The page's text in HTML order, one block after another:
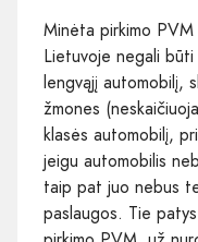
Minėta pirkimo
Lietuvoje negali
lengvąjį automobilį,
žmones
klasės automobilį,
jeigu automobilis
taip pat juo nebus
paslaugos. Tie